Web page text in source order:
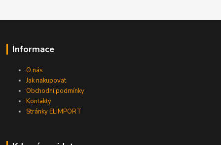
Informace
O nás
Jak nakupovat
Obchodní podmínky
Kontakty
Stránky ELIMPORT